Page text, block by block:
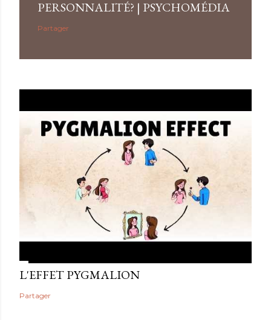
PERSONNALITÉ? | PSYCHOMÉDIA
Partager
L'EFFET PYGMALION
Partager